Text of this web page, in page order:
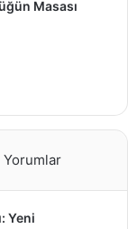
Masası
Yorumlar
Yeni